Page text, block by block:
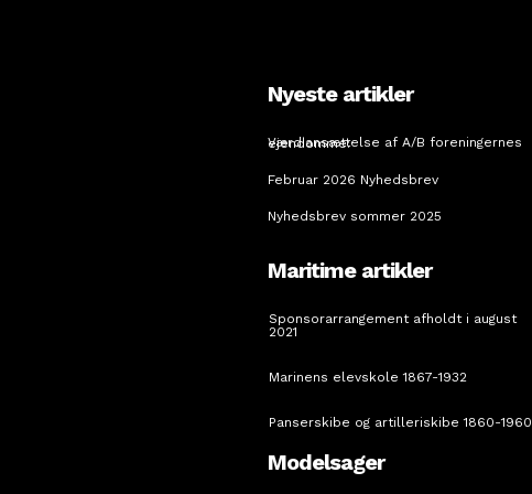
Nyeste artikler
Værdiansættelse af A/B foreningernes ejendomme:
Februar 2026 Nyhedsbrev
Nyhedsbrev sommer 2025
Maritime artikler
Sponsorarrangement afholdt i august
2021
Marinens elevskole 1867-1932
Panserskibe og artilleriskibe 1860-1960
Modelsager